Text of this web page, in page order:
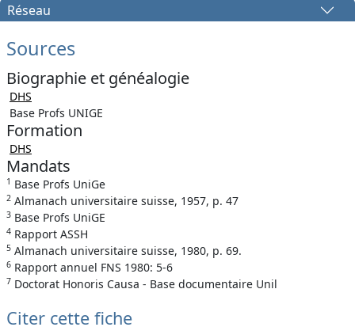
Réseau
Sources
Biographie et généalogie
DHS
Base Profs UNIGE
Formation
DHS
Mandats
1 Base Profs UniGe
2 Almanach universitaire suisse, 1957, p. 47
3 Base Profs UniGE
4 Rapport ASSH
5 Almanach universitaire suisse, 1980, p. 69.
6 Rapport annuel FNS 1980: 5-6
7 Doctorat Honoris Causa - Base documentaire Unil
Citer cette fiche